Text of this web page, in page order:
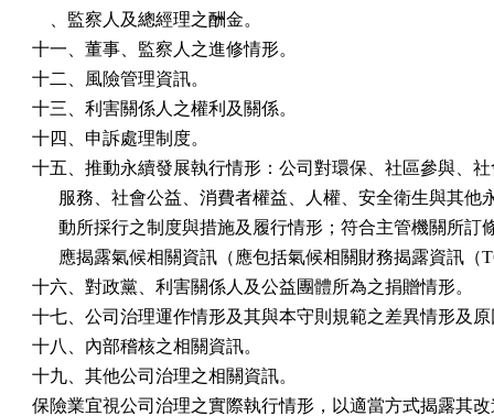
    、監察人及總經理之酬金。
十一、董事、監察人之進修情形。
十二、風險管理資訊。
十三、利害關係人之權利及關係。
十四、申訴處理制度。
十五、推動永續發展執行情形：公司對環保、社區參與、
服務、社會公益、消費者權益、人權、安全衛生與其他
動所採行之制度與措施及履行情形；符合主管機關所訂
應揭露氣候相關資訊（應包括氣候相關財務揭露資訊
十六、對政黨、利害關係人及公益團體所為之捐贈情形。
十七、公司治理運作情形及其與本守則規範之差異情形及
十八、內部稽核之相關資訊。
十九、其他公司治理之相關資訊。
保險業宜視公司治理之實際執行情形，以適當方式揭露其